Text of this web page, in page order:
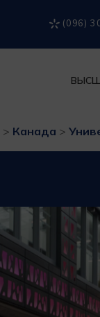
(096)
> Канада >